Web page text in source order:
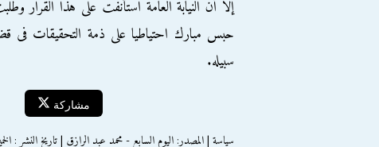
إلا أن النيابة العامة استأنفت على هذا القرار
حبس مبارك احتياطيا على ذمة التحقيقات فى
سبيله.
مشاركة
سياسة | المصدر: اليوم السابع - محمد عبد الرازق | تاريخ النشر : الخميس 20